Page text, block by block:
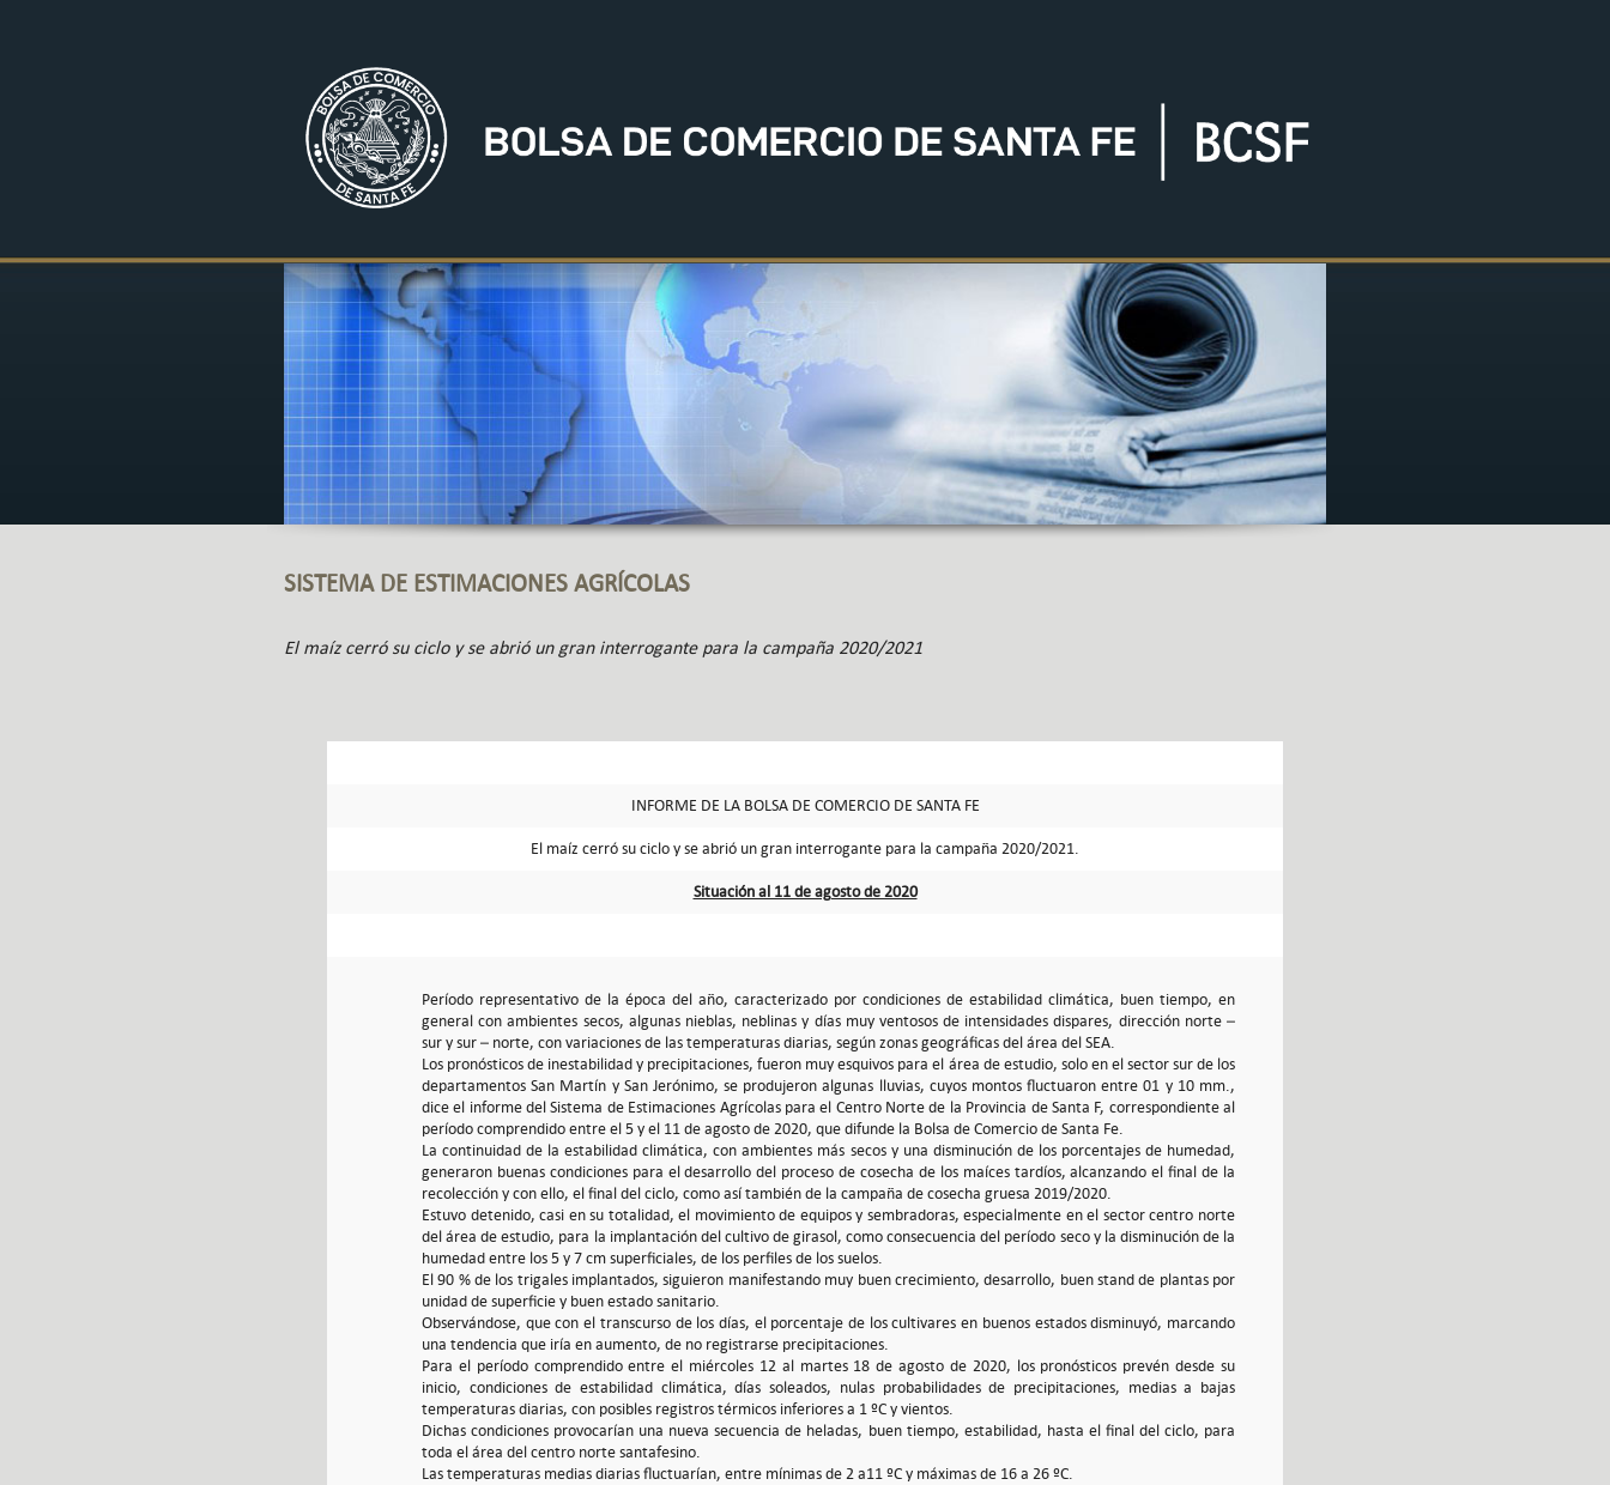
SISTEMA DE ESTIMACIONES AGRÍCOLAS
El maíz cerró su ciclo y se abrió un gran interrogante para la campaña 2020/2021
INFORME DE LA BOLSA DE COMERCIO DE SANTA FE
El maíz cerró su ciclo y se abrió un gran interrogante para la campaña 2020/2021.
Situación al 11 de agosto de 2020
Período representativo de la época del año, caracterizado por condiciones de estabilidad climática, buen tiempo, en
general con ambientes secos, algunas nieblas, neblinas y días muy ventosos de intensidades dispares, dirección norte –
sur y sur – norte, con variaciones de las temperaturas diarias, según zonas geográficas del área del SEA.
Los pronósticos de inestabilidad y precipitaciones, fueron muy esquivos para el área de estudio, solo en el sector sur de los
departamentos San Martín y San Jerónimo, se produjeron algunas lluvias, cuyos montos fluctuaron entre 01 y 10 mm.,
dice el informe del Sistema de Estimaciones Agrícolas para el Centro Norte de la Provincia de Santa F, correspondiente al
período comprendido entre el 5 y el 11 de agosto de 2020, que difunde la Bolsa de Comercio de Santa Fe.
La continuidad de la estabilidad climática, con ambientes más secos y una disminución de los porcentajes de humedad,
generaron buenas condiciones para el desarrollo del proceso de cosecha de los maíces tardíos, alcanzando el final de la
recolección y con ello, el final del ciclo, como así también de la campaña de cosecha gruesa 2019/2020.
Estuvo detenido, casi en su totalidad, el movimiento de equipos y sembradoras, especialmente en el sector centro norte
del área de estudio, para la implantación del cultivo de girasol, como consecuencia del período seco y la disminución de la
humedad entre los 5 y 7 cm superficiales, de los perfiles de los suelos.
El 90 % de los trigales implantados, siguieron manifestando muy buen crecimiento, desarrollo, buen stand de plantas por
unidad de superficie y buen estado sanitario.
Observándose, que con el transcurso de los días, el porcentaje de los cultivares en buenos estados disminuyó, marcando
una tendencia que iría en aumento, de no registrarse precipitaciones.
Para el período comprendido entre el miércoles 12 al martes 18 de agosto de 2020, los pronósticos prevén desde su
inicio, condiciones de estabilidad climática, días soleados, nulas probabilidades de precipitaciones, medias a bajas
temperaturas diarias, con posibles registros térmicos inferiores a 1 ºC y vientos.
Dichas condiciones provocarían una nueva secuencia de heladas, buen tiempo, estabilidad, hasta el final del ciclo, para
toda el área del centro norte santafesino.
Las temperaturas medias diarias fluctuarían, entre mínimas de 2 a11 ºC y máximas de 16 a 26 ºC.